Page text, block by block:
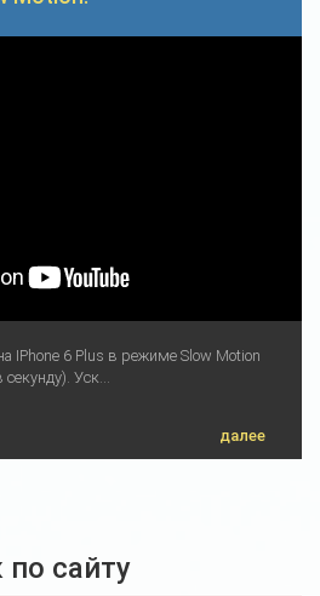
IPhone 6 Plus в режиме Slow Motion
Уск...
далее
по сайту